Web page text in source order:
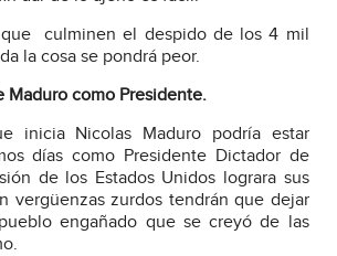
culminen el despido de los 4 mil
la cosa se pondrá peor.
Maduro como Presidente.
inicia Nicolas Maduro podría estar
días como Presidente Dictador de
de los Estados Unidos lograra sus
vergüenzas zurdos tendrán que dejar
engañado que se creyó de las